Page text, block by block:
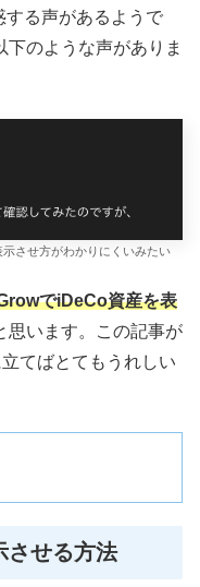
る声があるようで
のような声がありま
させ方がわかりにくいみたい
でiDeCo資産を表
思います。この記事が
てばとてもうれしい
せる方法